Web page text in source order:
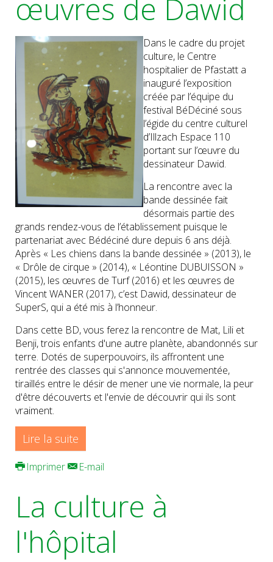
œuvres de Dawid
Dans le cadre du projet
culture, le Centre
hospitalier de Pfastatt a
inauguré l’exposition
créée par l’équipe du
festival BéDéciné sous
l’égide du centre culturel
d’Illzach Espace 110
portant sur l’œuvre du
dessinateur Dawid.
La rencontre avec la
bande dessinée fait
désormais partie des
grands rendez-vous de l’établissement puisque le
partenariat avec Bédéciné dure depuis 6 ans déjà.
Après « Les chiens dans la bande dessinée » (2013), le
« Drôle de cirque » (2014), « Léontine DUBUISSON »
(2015), les œuvres de Turf (2016) et les œuvres de
Vincent WANER (2017), c’est Dawid, dessinateur de
SuperS, qui a été mis à l’honneur.
Dans cette BD, vous ferez la rencontre de Mat, Lili et
Benji, trois enfants d'une autre planète, abandonnés sur
terre. Dotés de superpouvoirs, ils affrontent une
rentrée des classes qui s'annonce mouvementée,
tiraillés entre le désir de mener une vie normale, la peur
d'être découverts et l'envie de découvrir qui ils sont
vraiment.
Lire la suite
Imprimer E-mail
La culture à
l'hôpital